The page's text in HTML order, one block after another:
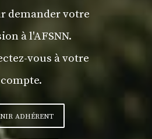
demander votre
à l'AFSNN.
vous à votre
compte.
adhérent